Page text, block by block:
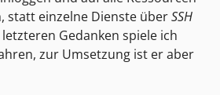
statt einzelne Dienste überSSH
Gedanken spiele ich
zur Umsetzung ist er aber